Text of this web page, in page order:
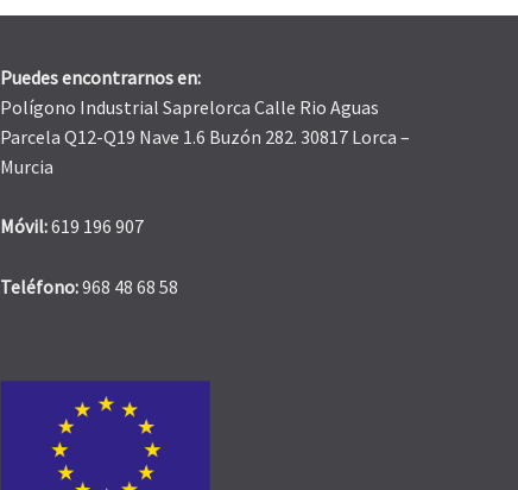
Puedes encontrarnos en:
Polígono Industrial Saprelorca Calle Rio Aguas
Parcela Q12-Q19 Nave 1.6 Buzón 282. 30817 Lorca –
Murcia
Móvil:619 196 907
Teléfono:968 48 68 58